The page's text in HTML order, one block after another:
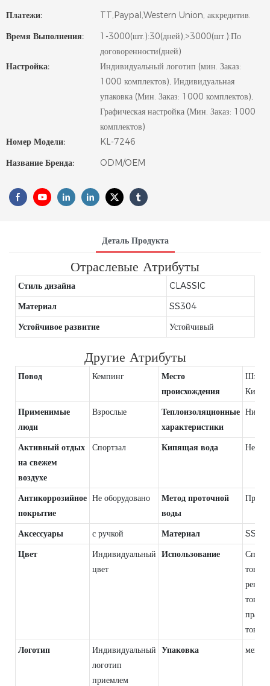
Платежи:
TT,Paypal,Western Union, аккредитив.
Время Выполнения:
1-3000(шт.):30(дней),>3000(шт.):По
договоренности(дней)
Настройка:
Индивидуальный логотип (мин. Заказ:
1000 комплектов), Индивидуальная
упаковка (Мин. Заказ: 1000 комплектов),
Графическая настройка (Мин. Заказ: 1000
комплектов)
Номер Модели:
KL-7246
Название Бренда:
ODM/OEM
Деталь Продукта
Отраслевые Атрибуты
Стиль дизайна
CLASSIC
Материал
SS304
Устойчивое развитие
Устойчивый
Другие Атрибуты
Повод Кемпинг
Место
происхождения
Китай
Применимые
люди
Взрослые
Теплоизоляционные
характеристики
Никто
Активный отдых
на свежем
воздухе
Спортзал Кипящая вода
Антикоррозийное
покрытие
Не оборудовано
Метод проточной
воды
Аксессуары с ручкой Материал
Цвет
Индивидуальный
цвет
Использование
Логотип
Индивидуальный
логотип
приемлем
Упаковка